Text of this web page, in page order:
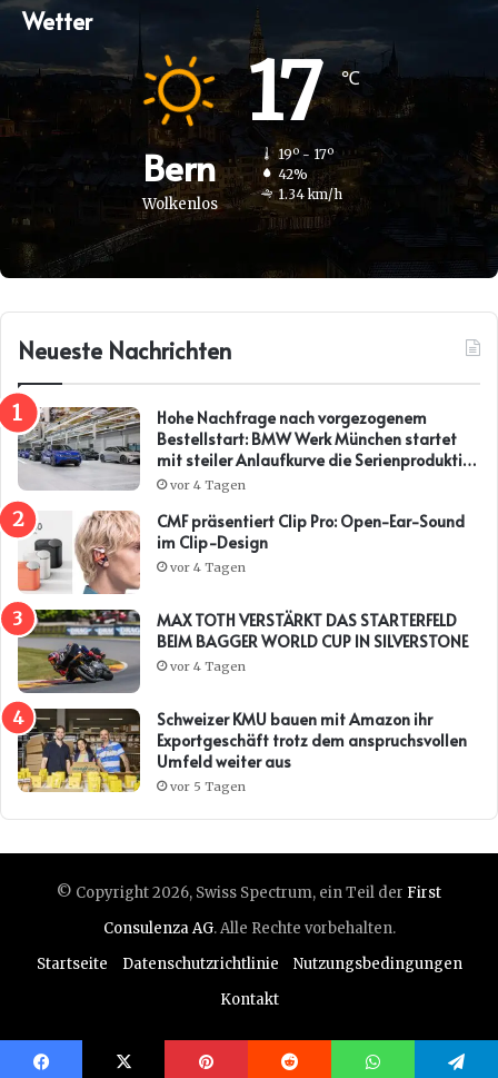
Wetter
Bern
Wolkenlos
17℃
19º - 17º
42%
1.34 km/h
Neueste Nachrichten
Hohe Nachfrage nach vorgezogenem
Bestellstart: BMW Werk München startet
mit steiler Anlaufkurve die Serienproduktion
des BMW i3*
vor 4 Tagen
CMF präsentiert Clip Pro: Open-Ear-Sound
im Clip-Design
vor 4 Tagen
MAX TOTH VERSTÄRKT DAS STARTERFELD
BEIM BAGGER WORLD CUP IN SILVERSTONE
vor 4 Tagen
Schweizer KMU bauen mit Amazon ihr
Exportgeschäft trotz dem anspruchsvollen
Umfeld weiter aus
vor 5 Tagen
© Copyright 2026, Swiss Spectrum, ein Teil der First
Consulenza AG. Alle Rechte vorbehalten.
Startseite
Datenschutzrichtlinie
Nutzungsbedingungen
Kontakt